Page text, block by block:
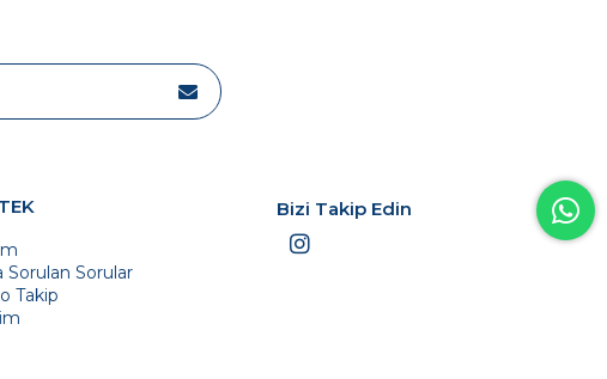
Sorulan Sorular
Takip
Bizi Takip Edin